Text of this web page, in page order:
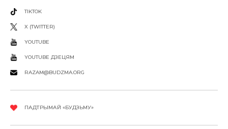
TIKTOK
X (TWITTER)
YOUTUBE
YOUTUBE ДЗЕЦЯМ
RAZAM@BUDZMA.ORG
ПАДТРЫМАЙ «БУДЗЬМУ»